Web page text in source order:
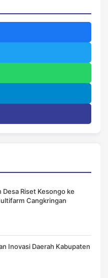
Desa Riset Kesongo ke
Cangkringan
Inovasi Daerah Kabupaten